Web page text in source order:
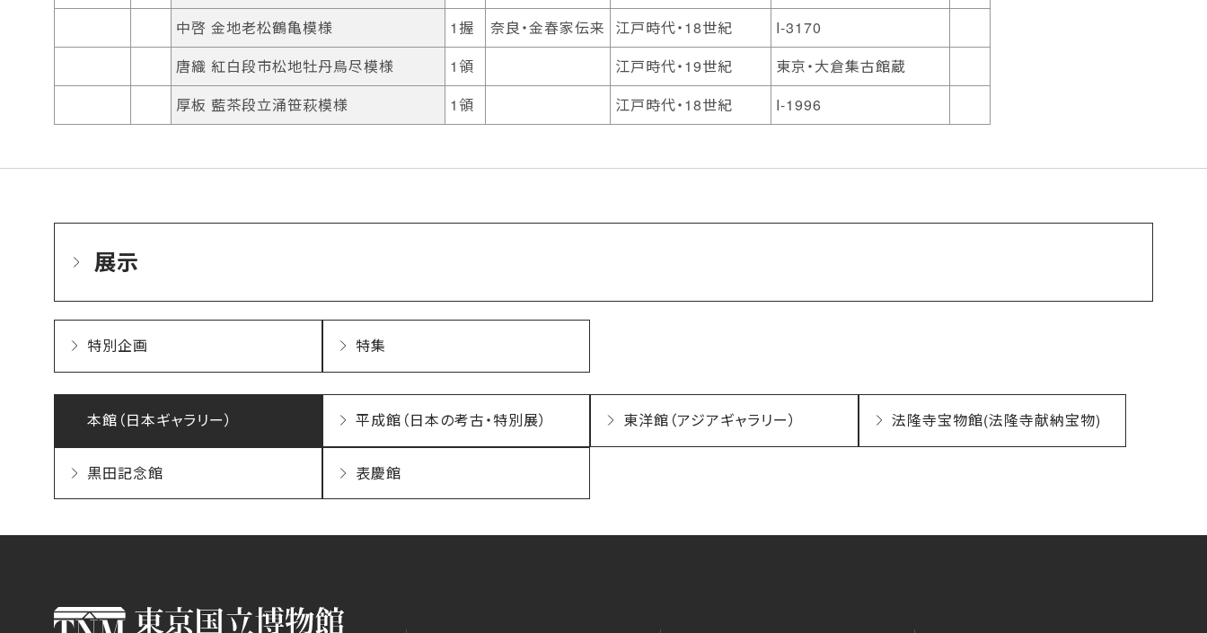
中啓 金地老松鶴亀模様
1握 奈良・金春家伝来 江戸時代・18世紀
I-3170
唐織 紅白段市松地牡丹鳥尽模様
1領 江戸時代・19世紀
東京・大倉集古館蔵
厚板 藍茶段立涌笹萩模様
1領 江戸時代・18世紀 I-1996
展示
特別企画 特集
本館（日本ギャラリー） 平成館（日本の考古・特別展） 東洋館（アジアギャラリー） 法隆寺宝物館(法隆寺献納宝物)
黒田記念館 表慶館